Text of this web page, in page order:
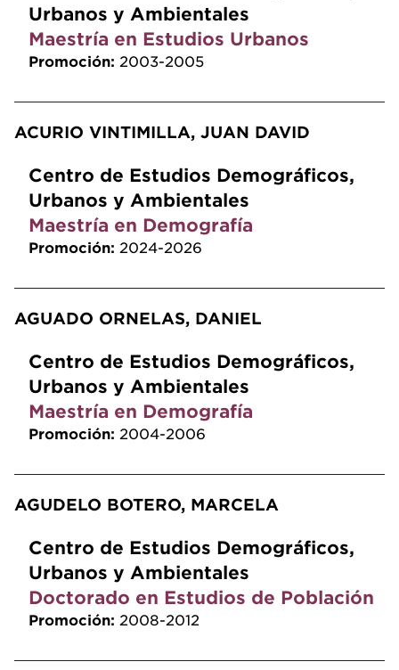
Urbanos y Ambientales
Maestría en Estudios Urbanos
Promoción: 2003-2005
ACURIO VINTIMILLA, JUAN DAVID
Centro de Estudios Demográficos,
Urbanos y Ambientales
Maestría en Demografía
Promoción: 2024-2026
AGUADO ORNELAS, DANIEL
Centro de Estudios Demográficos,
Urbanos y Ambientales
Maestría en Demografía
Promoción: 2004-2006
AGUDELO BOTERO, MARCELA
Centro de Estudios Demográficos,
Urbanos y Ambientales
Doctorado en Estudios de Población
Promoción: 2008-2012